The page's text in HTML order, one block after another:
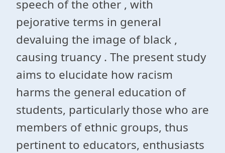
speech of the other , with
pejorative terms in general
devaluing the image of black ,
causing truancy . The present study
aims to elucidate how racism
harms the general education of
students, particularly those who are
members of ethnic groups, thus
pertinent to educators, enthusiasts